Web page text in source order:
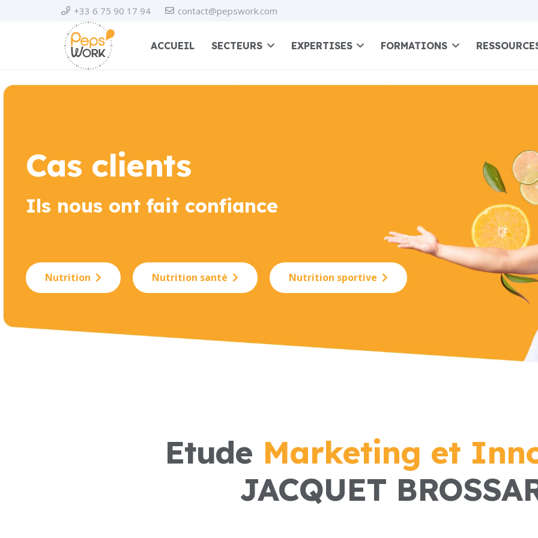
+33 6 75 90 17 94 contact@pepswork.com
ACCUEIL SECTEURS EXPERTISES FORMATIONS
Cas clients
Ils nous ont fait confiance
Nutrition Nutrition santé Nutrition sportive
Etude Marketing et
JACQUET